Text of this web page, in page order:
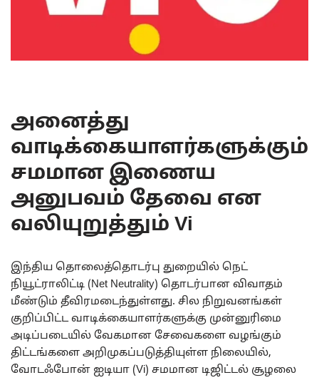
அனைத்து
வாடிக்கையாளர்களுக்கும்
சமமான இணைய
அனுபவம் தேவை என
வலியுறுத்தும் Vi
இந்திய தொலைத்தொடர்பு துறையில் நெட்
நியூட்ராலிட்டி (Net Neutrality) தொடர்பான விவாதம்
மீண்டும் தீவிரமடைந்துள்ளது. சில நிறுவனங்கள்
குறிப்பிட்ட வாடிக்கையாளர்களுக்கு முன்னுரிமை
அடிப்படையில் வேகமான சேவைகளை வழங்கும்
திட்டங்களை அறிமுகப்படுத்தியுள்ள நிலையில்,
வோடஃபோன் ஐடியா (Vi) சமமான டிஜிட்டல் சூழலை